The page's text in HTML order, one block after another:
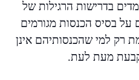
בדרישות הרגילות של
על בסיס הכנסות מגורמים
רק למי שהכנסותיהם אינן
מעת לעת.